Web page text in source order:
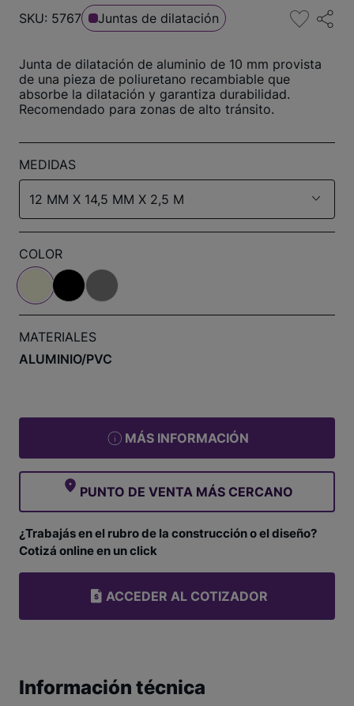
SKU: 5767 Juntas de dilatación
Junta de dilatación de aluminio de 10 mm provista
de una pieza de poliuretano recambiable que
absorbe la dilatación y garantiza durabilidad.
Recomendado para zonas de alto tránsito.
MEDIDAS
12 MM X 14,5 MM X 2,5 M
COLOR
MATERIALES
ALUMINIO/PVC
MÁS INFORMACIÓN
PUNTO DE VENTA MÁS CERCANO
¿Trabajás en el rubro de la construcción o el diseño?
Cotizá online en un click
ACCEDER AL COTIZADOR
Información técnica